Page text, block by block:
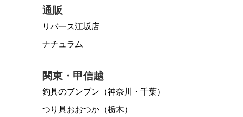
通販
リバ一ス江坂店
ナチュラム
関東・甲信越
釣具のブンブン（神奈川・千葉）
つり具おおつか（栃木）